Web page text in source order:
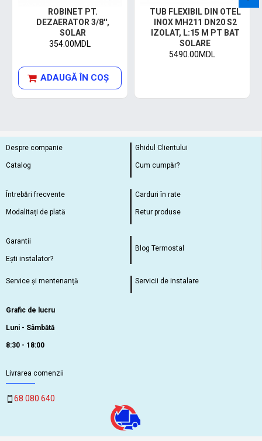
ROBINET PT.
DEZAERATOR 3/8'',
SOLAR
354.00MDL
ADAUGĂ ÎN COŞ
TUB FLEXIBIL DIN OTEL
INOX MH211 DN20 S2
IZOLAT, L:15 M PT BAT
SOLARE
5490.00MDL
Despre companie
Catalog
Ghidul Clientului
Cum cumpăr?
Întrebări frecvente
Modalitați de plată
Carduri în rate
Retur produse
Garantii
Ești instalator?
Blog Termostal
Service și mentenanță Servicii de instalare
Grafic de lucru
Luni - Sâmbătă
8:30 - 18:00
Livrarea comenzii
68 080 640